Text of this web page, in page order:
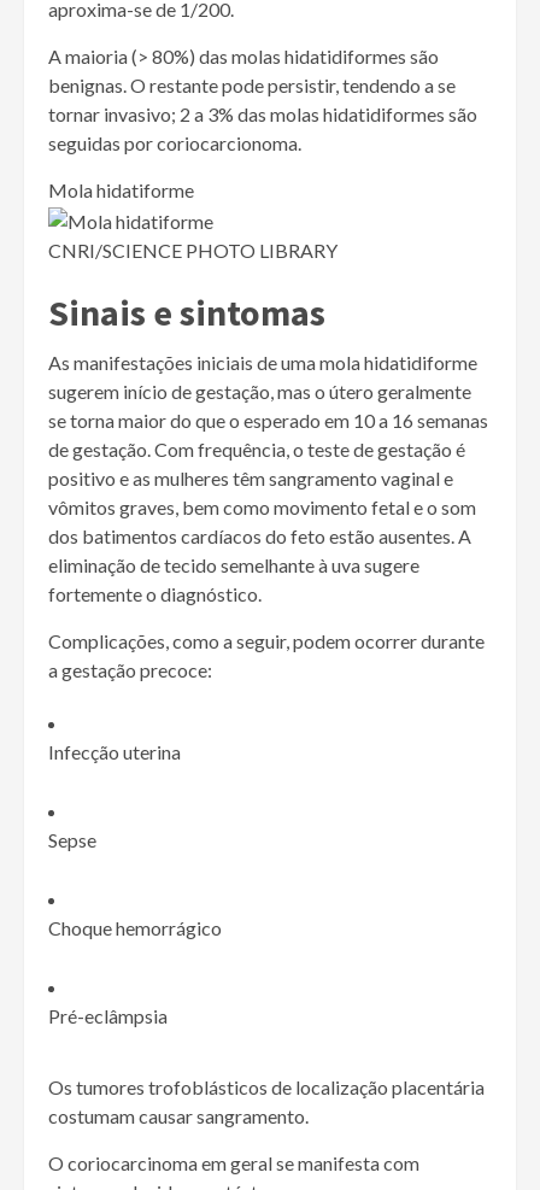
aproxima-se de 1/200.
A maioria (> 80%) das molas hidatidiformes são
benignas. O restante pode persistir, tendendo a se
tornar invasivo; 2 a 3% das molas hidatidiformes são
seguidas por coriocarcionoma.
Mola hidatiforme
CNRI/SCIENCE PHOTO LIBRARY
Sinais e sintomas
As manifestações iniciais de uma mola hidatidiforme
sugerem início de gestação, mas o útero geralmente
se torna maior do que o esperado em 10 a 16 semanas
de gestação. Com frequência, o teste de gestação é
positivo e as mulheres têm sangramento vaginal e
vômitos graves, bem como movimento fetal e o som
dos batimentos cardíacos do feto estão ausentes. A
eliminação de tecido semelhante à uva sugere
fortemente o diagnóstico.
Complicações, como a seguir, podem ocorrer durante
a gestação precoce:
Infecção uterina
Sepse
Choque hemorrágico
Pré-eclâmpsia
Os tumores trofoblásticos de localização placentária
costumam causar sangramento.
O coriocarcinoma em geral se manifesta com